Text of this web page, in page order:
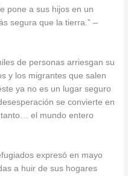
pone a sus hijos en un
segura que la tierra.” –
de personas arriesgan su
y los migrantes que salen
ya no es un lugar seguro
se convierte en
el mundo entero
expresó en mayo
a huir de sus hogares